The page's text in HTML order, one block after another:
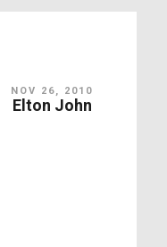
NOV 26, 2010
Elton John